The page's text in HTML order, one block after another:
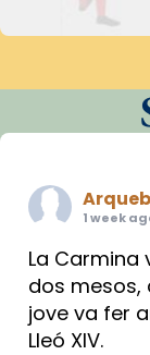
1 week
La Carmina
dos mesos,
jove va fer
Lleó XIV.